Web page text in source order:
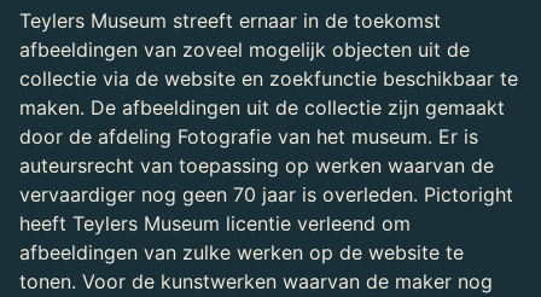
Teylers Museum streeft ernaar in de toekomst
afbeeldingen van zoveel mogelijk objecten uit de
collectie via de website en zoekfunctie beschikbaar te
maken. De afbeeldingen uit de collectie zijn gemaakt
door de afdeling Fotografie van het museum. Er is
auteursrecht van toepassing op werken waarvan de
vervaardiger nog geen 70 jaar is overleden. Pictoright
heeft Teylers Museum licentie verleend om
afbeeldingen van zulke werken op de website te
tonen. Voor de kunstwerken waarvan de maker nog